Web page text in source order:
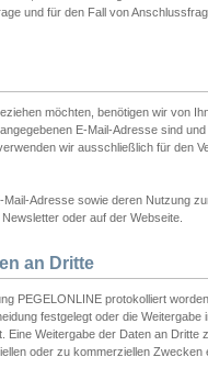
und für den Fall von
möchten, benötigen wir von
E-Mail-Adresse sind
wir ausschließlich für den
Adresse sowie deren Nutzung
oder auf der Webseite.
an Dritte
PEGELONLINE protokolliert
festgelegt oder die Weitergabe
Weitergabe der Daten an
oder zu kommerziellen Zwecken